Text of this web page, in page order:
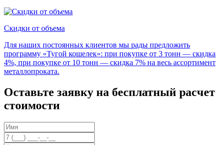
Скидки от объема
Для наших постоянных клиентов мы рады предложить
программу «Тугой кошелек»: при покупке от 3 тонн — скидка
4%, при покупке от 10 тонн — скидка 7% на весь ассортимент
металлопроката.
Оставьте заявку на бесплатный расчет
стоимости